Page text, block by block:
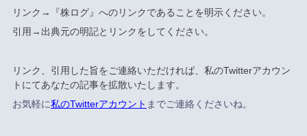
リンク→『株ログ』へのリンクであることを明示ください。
引用→出典元の明記とリンクをしてください。
リンク、引用した旨をご連絡いただければ、私のTwitterアカウン
トにてあなたの記事を拡散いたします。
お気軽に私のTwitterアカウント までご連絡くださいね。